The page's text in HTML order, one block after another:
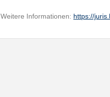
Weitere Informationen: https://